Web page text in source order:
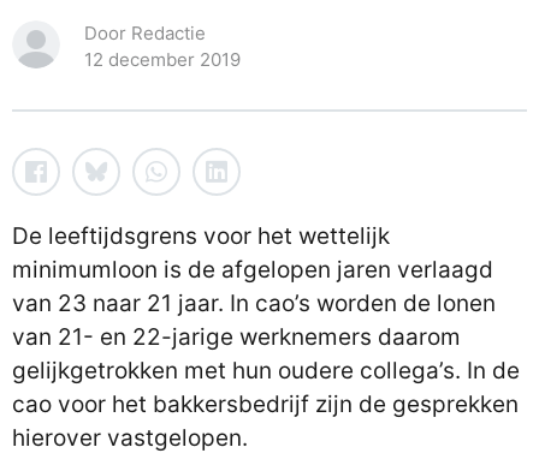
Door Redactie
12 december 2019
De leeftijdsgrens voor het wettelijk
minimumloon is de afgelopen jaren verlaagd
van 23 naar 21 jaar. In cao’s worden de lonen
van 21- en 22-jarige werknemers daarom
gelijkgetrokken met hun oudere collega’s. In de
cao voor het bakkersbedrijf zijn de gesprekken
hierover vastgelopen.